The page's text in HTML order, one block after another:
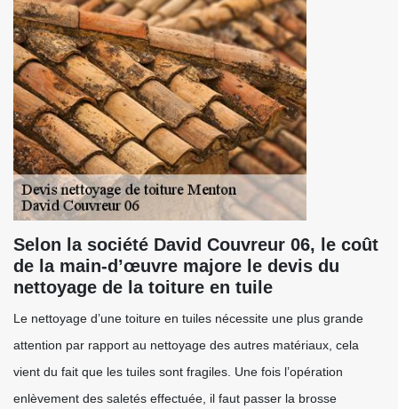
Selon la société David Couvreur 06, le coût
de la main-d’œuvre majore le devis du
nettoyage de la toiture en tuile
Le nettoyage d’une toiture en tuiles nécessite une plus grande
attention par rapport au nettoyage des autres matériaux, cela
vient du fait que les tuiles sont fragiles. Une fois l’opération
enlèvement des saletés effectuée, il faut passer la brosse